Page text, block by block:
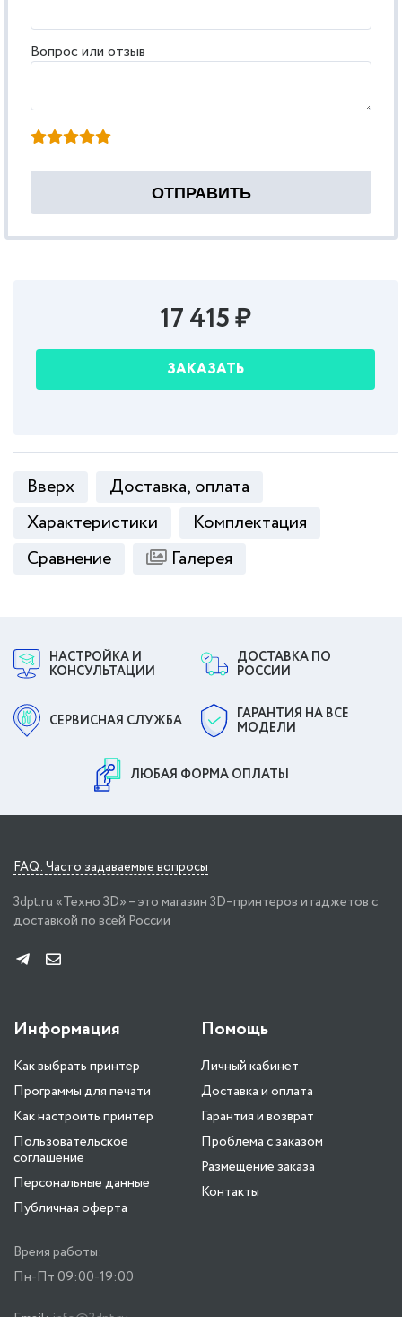
Вопрос или отзыв
17 415 ₽
ЗАКАЗАТЬ
Вверх
Доставка, оплата
Характеристики
Комплектация
Сравнение
Галерея
НАСТРОЙКА И
КОНСУЛЬТАЦИИ
ДОСТАВКА ПО
РОССИИ
СЕРВИСНАЯ СЛУЖБА
ГАРАНТИЯ НА ВСЕ
МОДЕЛИ
ЛЮБАЯ ФОРМА ОПЛАТЫ
FAQ: Часто задаваемые вопросы
3dpt.ru «Техно 3D» – это магазин 3D–принтеров и гаджетов с
доставкой по всей России
Информация
Как выбрать принтер
Программы для печати
Как настроить принтер
Пользовательское
соглашение
Персональные данные
Публичная оферта
Помощь
Личный кабинет
Доставка и оплата
Гарантия и возврат
Проблема с заказом
Размещение заказа
Контакты
Время работы:
Пн-Пт 09:00-19:00